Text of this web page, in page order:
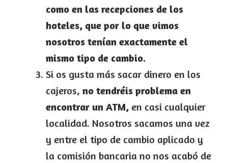
como en las recepciones de los
hoteles, que por lo que vimos
nosotros tenían exactamente el
mismo tipo de cambio.
Si os gusta más sacar dinero en los
cajeros, no tendréis problema en
encontrar un ATM, en casi cualquier
localidad. Nosotros sacamos una vez
y entre el tipo de cambio aplicado y
la comisión bancaria no nos acabó de